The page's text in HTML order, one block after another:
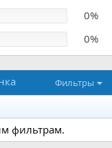
0%
0%
Фильтры
фильтрам.